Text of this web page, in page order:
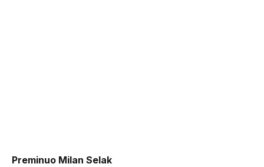
Preminuo Milan Selak